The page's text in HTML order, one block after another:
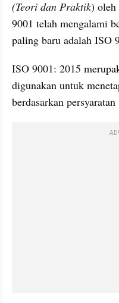
(Teori dan Praktik)
9001 telah mengalami
paling baru adalah ISO
ISO 9001: 2015
digunakan untuk
berdasarkan